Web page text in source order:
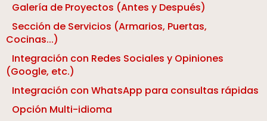
Galería de Proyectos (Antes y Después)
Sección de Servicios (Armarios, Puertas,
Cocinas...)
Integración con Redes Sociales y Opiniones
(Google, etc.)
Integración con WhatsApp para consultas rápidas
Opción Multi-idioma